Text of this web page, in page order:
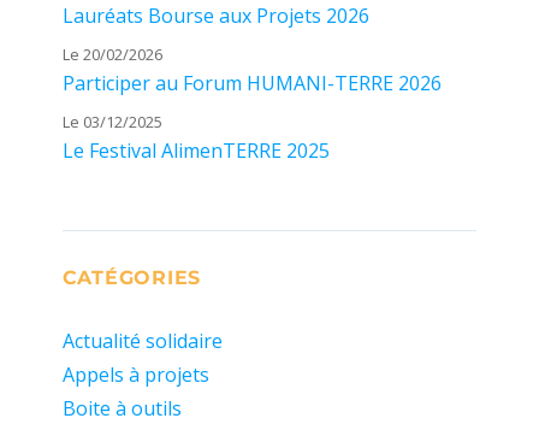
Lauréats Bourse aux Projets 2026
Le 20/02/2026
Participer au Forum HUMANI-TERRE 2026
Le 03/12/2025
Le Festival AlimenTERRE 2025
CATÉGORIES
Actualité solidaire
Appels à projets
Boite à outils